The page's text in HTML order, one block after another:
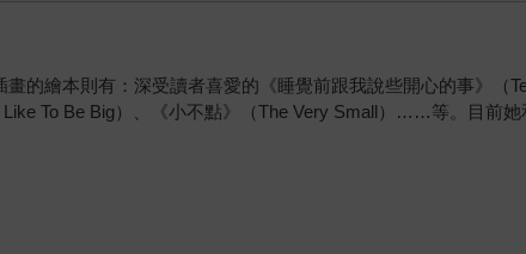
的繪本則有：深受讀者喜愛的《睡覺前跟我說些開心的事》（
To Be Big）、《小不點》（The Very Small）……等。目前